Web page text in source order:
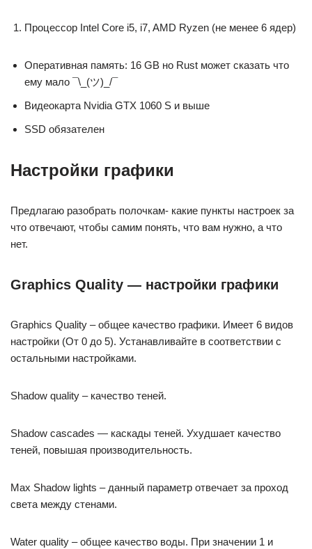
Процессор Intel Core i5, i7, AMD Ryzen (не менее 6 ядер)
Оперативная память: 16 GB но Rust может сказать что
ему мало ¯\_(ツ)_/¯
Видеокарта Nvidia GTX 1060 S и выше
SSD обязателен
Настройки графики
Предлагаю разобрать полочкам- какие пункты настроек за
что отвечают, чтобы самим понять, что вам нужно, а что
нет.
Graphics Quality — настройки графики
Graphics Quality – общее качество графики. Имеет 6 видов
настройки (От 0 до 5). Устанавливайте в соответствии с
остальными настройками.
Shadow quality – качество теней.
Shadow cascades — каскады теней. Ухудшает качество
теней, повышая производительность.
Max Shadow lights – данный параметр отвечает за проход
света между стенами.
Water quality – общее качество воды. При значении 1 и